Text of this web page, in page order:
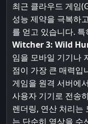
최근 클라우드 게임
성능 제약을 극복하
를 얻고 있습니다. 특
Witcher 3: Wild
임을 모바일 기기나
점이 가장 큰 매력입
게임을 원격 서버에
사용자 기기로 전송
렌더링, 연산 처리는
는 단순히 영상을 수